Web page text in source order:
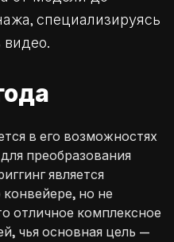
специализируясь
видео.
в его возможностях
преобразования
является
но не
отличное комплексное
чья основная цель —